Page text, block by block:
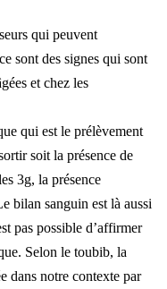
qui peuvent
sont des signes qui sont
et chez les
qui est le prélèvement
soit la présence de
3g, la présence
bilan sanguin est là aussi
pas possible d’affirmer
Selon le toubib, la
dans notre contexte par